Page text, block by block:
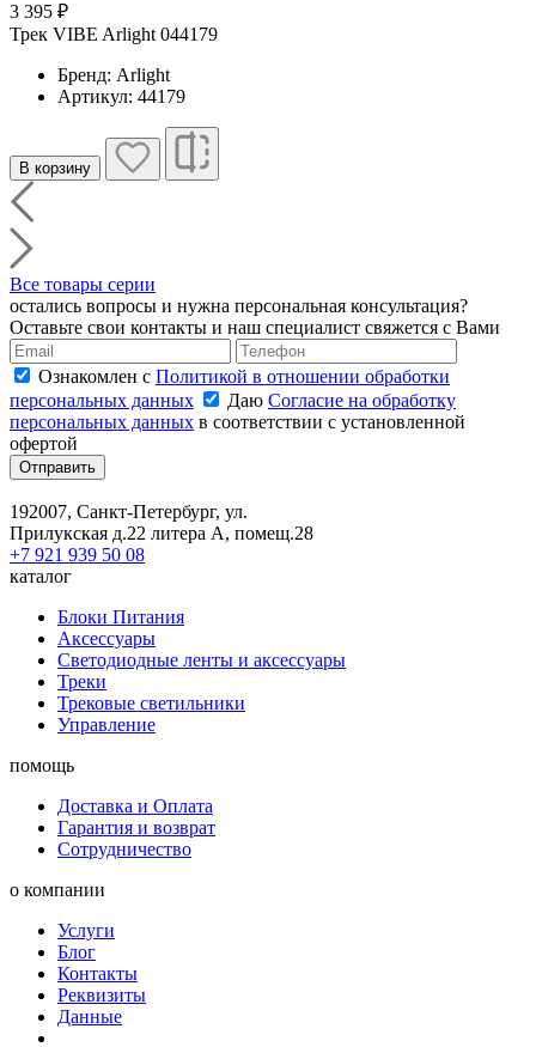
3 395 ₽
Трек VIBE Arlight 044179
Бренд: Arlight
Артикул: 44179
В корзину
Все товары серии
остались вопросы и нужна персональная консультация?
Оставьте свои контакты и наш специалист свяжется с Вами
Ознакомлен с Политикой в отношении обработки
персональных данных
Даю Согласие на обработку
персональных данных в соответствии с установленной
офертой
Отправить
192007, Санкт-Петербург, ул.
Прилукская д.22 литера А, помещ.28
+7 921 939 50 08
каталог
Блоки Питания
Аксессуары
Светодиодные ленты и аксессуары
Треки
Трековые светильники
Управление
помощь
Доставка и Оплата
Гарантия и возврат
Сотрудничество
о компании
Услуги
Блог
Контакты
Реквизиты
Данные